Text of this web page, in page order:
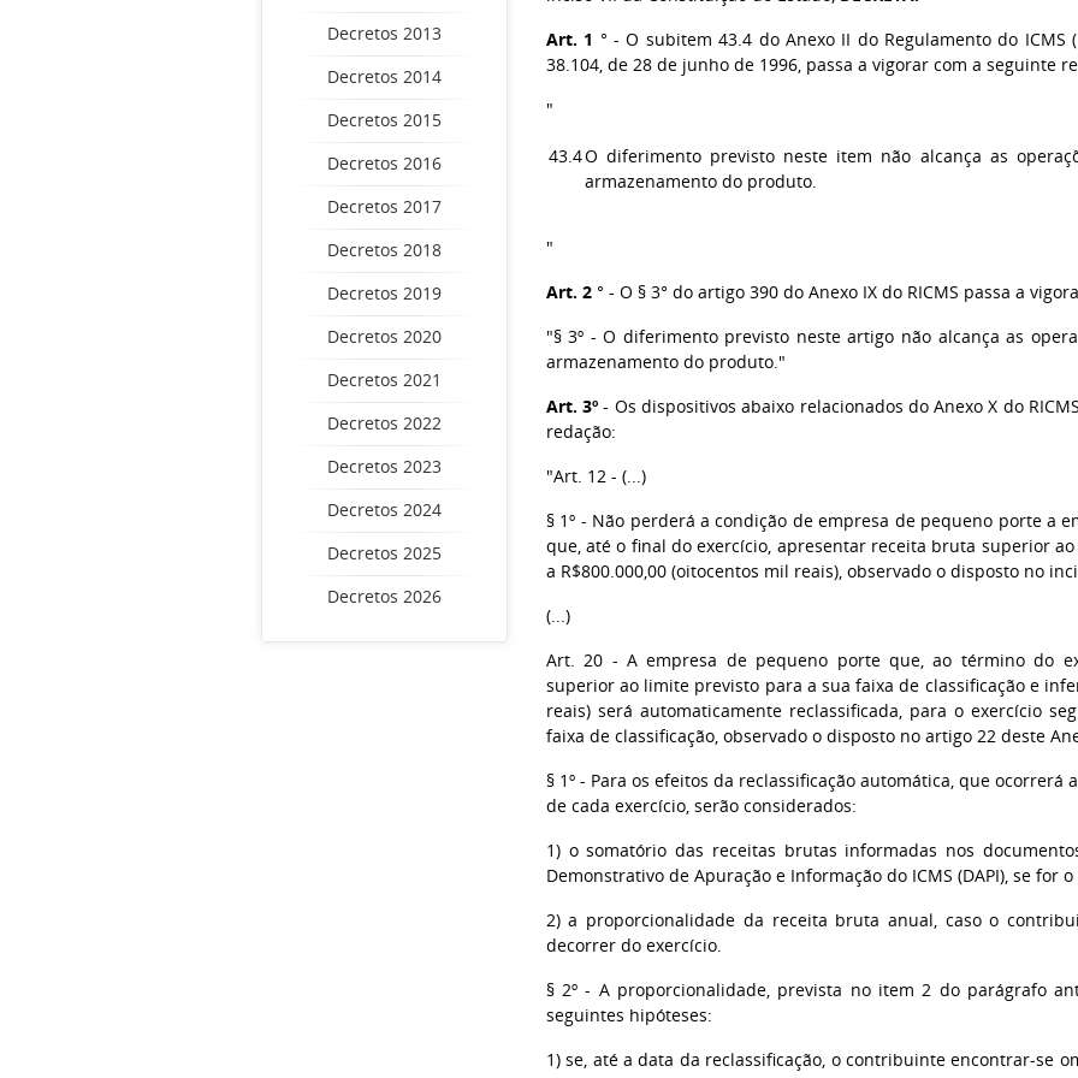
Decretos 2013
Decretos 2014
Decretos 2015
Decretos 2016
Decretos 2017
Decretos 2018
Decretos 2019
Decretos 2020
Decretos 2021
Decretos 2022
Decretos 2023
Decretos 2024
Decretos 2025
Decretos 2026
Art. 1 ° - O subitem 43.4 do Anexo II do Regulamento do ICMS
38.104, de 28 de junho de 1996, passa a vigorar com a seguinte
"
43.4O diferimento previsto neste item não alcança as
armazenamento do produto.
"
Art. 2 ° - O § 3° do artigo 390 do Anexo IX do RICMS passa a
"§ 3º - O diferimento previsto neste artigo não alcança as
armazenamento do produto."
Art. 3º - Os dispositivos abaixo relacionados do Anexo X do
redação:
"Art. 12 - (...)
§ 1º - Não perderá a condição de empresa de pequeno porte a
que, até o final do exercício, apresentar receita bruta superior
a R$800.000,00 (oitocentos mil reais), observado o disposto no
(...)
Art. 20 - A empresa de pequeno porte que, ao término do
superior ao limite previsto para a sua faixa de classificação e
reais) será automaticamente reclassificada, para o exercício
faixa de classificação, observado o disposto no artigo 22 deste
§ 1º - Para os efeitos da reclassificação automática, que
de cada exercício, serão considerados:
1) o somatório das receitas brutas informadas nos
Demonstrativo de Apuração e Informação do ICMS (DAPI), se for o
2) a proporcionalidade da receita bruta anual, caso o
decorrer do exercício.
§ 2º - A proporcionalidade, prevista no item 2 do parágrafo
seguintes hipóteses:
1) se, até a data da reclassificação, o contribuinte encontrar-se